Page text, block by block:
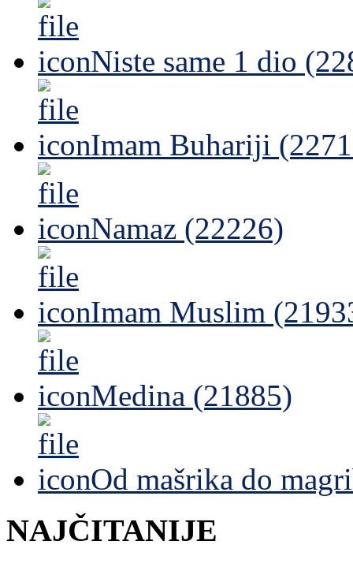
Niste same 1 dio
Imam Buhariji
Namaz (22226)
Imam Muslim
Medina (21885)
Od mašrika do
NAJČITANIJE